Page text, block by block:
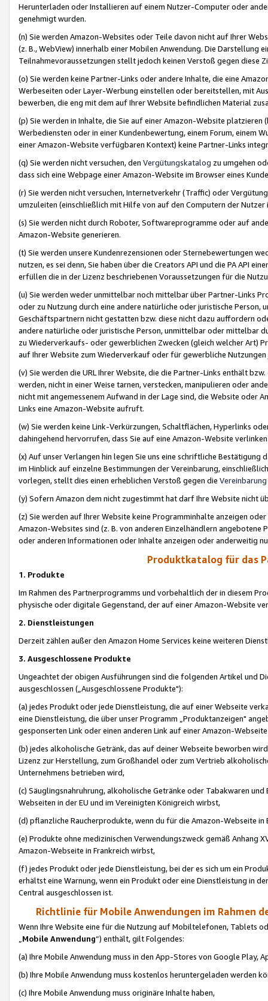
Herunterladen oder Installieren auf einem Nutzer-Computer oder
genehmigt wurden.
(n) Sie werden Amazon-Websites oder Teile davon nicht auf Ihrer
(z. B., WebView) innerhalb einer Mobilen Anwendung. Die Darstellung
Teilnahmevoraussetzungen stellt jedoch keinen Verstoß gegen diese
(o) Sie werden keine Partner-Links oder andere Inhalte, die eine
Werbeseiten oder Layer-Werbung einstellen oder bereitstellen, mit
bewerben, die eng mit dem auf Ihrer Website befindlichen Material
(p) Sie werden in Inhalte, die Sie auf einer Amazon-Website
Werbediensten oder in einer Kundenbewertung, einem Forum, einem
einer Amazon-Website verfügbaren Kontext) keine Partner-Links
(q) Sie werden nicht versuchen, den Vergütungskatalog zu umgehen
dass sich eine Webpage einer Amazon-Website im Browser eines
(r) Sie werden nicht versuchen, Internetverkehr (Traffic) oder
umzuleiten (einschließlich mit Hilfe von auf den Computern der
(s) Sie werden nicht durch Roboter, Softwareprogramme oder auf
Amazon-Website generieren.
(t) Sie werden unsere Kundenrezensionen oder Sternebewertungen
nutzen, es sei denn, Sie haben über die Creators API und die PA API
erfüllen die in der Lizenz beschriebenen Voraussetzungen für die
(u) Sie werden weder unmittelbar noch mittelbar über Partner-Links
oder zu Nutzung durch eine andere natürliche oder juristische
Geschäftspartnern nicht gestatten bzw. diese nicht dazu auffordern
andere natürliche oder juristische Person, unmittelbar oder mittelbar
zu Wiederverkaufs- oder gewerblichen Zwecken (gleich welcher Art)
auf Ihrer Website zum Wiederverkauf oder für gewerbliche
(v) Sie werden die URL Ihrer Website, die die Partner-Links enthält
werden, nicht in einer Weise tarnen, verstecken, manipulieren oder
nicht mit angemessenem Aufwand in der Lage sind, die Website oder
Links eine Amazon-Website aufruft.
(w) Sie werden keine Link-Verkürzungen, Schaltflächen, Hyperlinks
dahingehend hervorrufen, dass Sie auf eine Amazon-Website
(x) Auf unser Verlangen hin legen Sie uns eine schriftliche
im Hinblick auf einzelne Bestimmungen der Vereinbarung,
vorlegen, stellt dies einen erheblichen Verstoß gegen die Vereinbarung
(y) Sofern Amazon dem nicht zugestimmt hat darf Ihre Website nicht
(z) Sie werden auf Ihrer Website keine Programminhalte anzeigen
Amazon-Websites sind (z. B. von anderen Einzelhändlern
oder anderen Informationen oder Inhalte anzeigen oder anderweitig
Produktkatalog für das
1. Produkte
Im Rahmen des Partnerprogramms und vorbehaltlich der in diesem
physische oder digitale Gegenstand, der auf einer Amazon-Website
2. Dienstleistungen
Derzeit zählen außer den Amazon Home Services keine weiteren
3. Ausgeschlossene Produkte
Ungeachtet der obigen Ausführungen sind die folgenden Artikel und
ausgeschlossen („Ausgeschlossene Produkte"):
(a) jedes Produkt oder jede Dienstleistung, die auf einer Webseite
eine Dienstleistung, die über unser Programm „Produktanzeigen"
gesponserten Link oder einen anderen Link auf einer Amazon-
(b) jedes alkoholische Getränk, das auf deiner Webseite beworben
Lizenz zur Herstellung, zum Großhandel oder zum Vertrieb
Unternehmens betrieben wird,
(c) Säuglingsnahruhrung, alkoholische Getränke oder Tabakwaren
Webseiten in der EU und im Vereinigten Königreich wirbst,
(d) pflanzliche Raucherprodukte, wenn du für die Amazon-Webseite in
(e) Produkte ohne medizinischen Verwendungszweck gemäß Anhang
Amazon-Webseite in Frankreich wirbst,
(f) jedes Produkt oder jede Dienstleistung, bei der es sich um ein
erhältst eine Warnung, wenn ein Produkt oder eine Dienstleistung in
Central ausgeschlossen ist.
Richtlinie für Mobile Anwendungen im Rahmen
Wenn Ihre Website eine für die Nutzung auf Mobiltelefonen, Tablets
„Mobile Anwendung“) enthält, gilt Folgendes:
(a) Ihre Mobile Anwendung muss in den App-Stores von Google Play,
(b) Ihre Mobile Anwendung muss kostenlos heruntergeladen werden
(c) Ihre Mobile Anwendung muss originäre Inhalte haben,